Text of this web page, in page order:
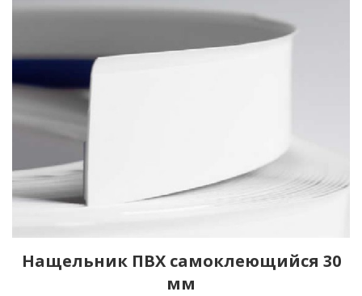
Нащельник ПВХ самоклеющийся 30
мм